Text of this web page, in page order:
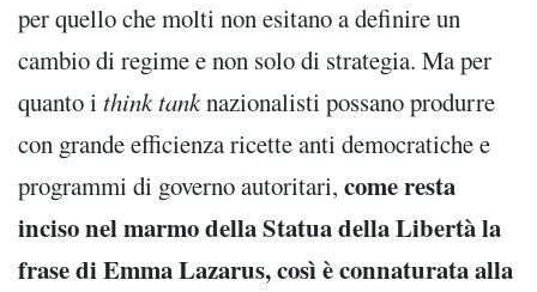
per quello che molti non esitano a definire un
cambio di regime e non solo di strategia. Ma per
quanto i think tanknazionalisti possano produrre
con grande efficienza ricette anti democratiche e
programmi di governo autoritari, come resta
inciso nel marmo della Statua della Libertà la
frase di Emma Lazarus, così è connaturata alla